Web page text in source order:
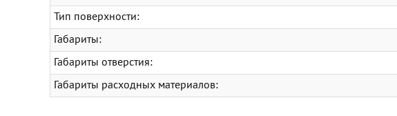
Тип поверхности:
Габариты:
Габариты отверстия:
Габариты расходных материалов: